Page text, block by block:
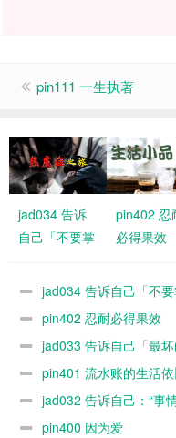
pin111 一生执著
jad034 告诉
自己「不要掌
上帝吧!」
pin402 忍
必得果效
jad034 告诉自己「不
pin402 忍耐必得果效
jad033 告诉自己「最坏
pin401 流水账的生活
jad032 告诉自己：“事
pin400 因为爱